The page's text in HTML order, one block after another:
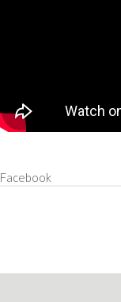
Facebook